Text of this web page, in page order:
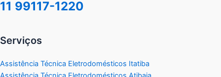
11 99117-1220
Serviços
Assistência Técnica Eletrodomésticos Itatiba